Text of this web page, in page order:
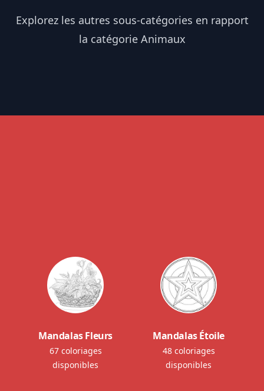
Explorez les autres sous-catégories en rapport
la catégorie Animaux
Mandalas Fleurs
67 coloriages
disponibles
Mandalas Étoile
48 coloriages
disponibles